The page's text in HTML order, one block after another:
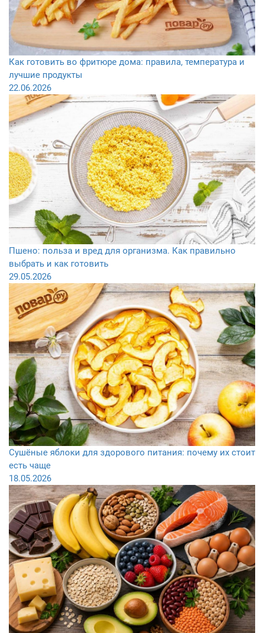
Как готовить во фритюре дома: правила, температура и
лучшие продукты
22.06.2026
Пшено: польза и вред для организма. Как правильно
выбрать и как готовить
29.05.2026
Сушёные яблоки для здорового питания: почему их стоит
есть чаще
18.05.2026